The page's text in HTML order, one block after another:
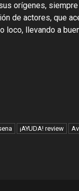
orígenes,
de actores, que
llevando a buen
¡AYUDA! review